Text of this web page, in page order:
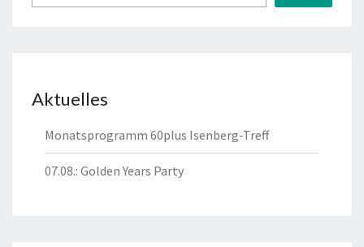
Aktuelles
Monatsprogramm 60plus Isenberg-Treff
07.08.: Golden Years Party